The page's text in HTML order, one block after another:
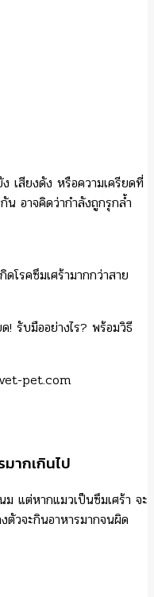
เสียงดัง หรือความเครียดที่
น อาจคิดว่ากำลังถูกรุกล้ำ
โรคซึมเศร้ามากกว่าสาย
pet.com
ากเกินไป
ม แต่หากแมวเป็นซึมเศร้า จะ
ตัวจะกินอาหารมากจนผิด